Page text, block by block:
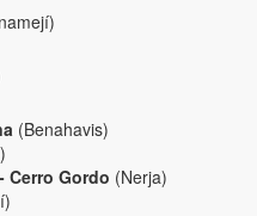
(Benahavis)
Cerro Gordo (Nerja)